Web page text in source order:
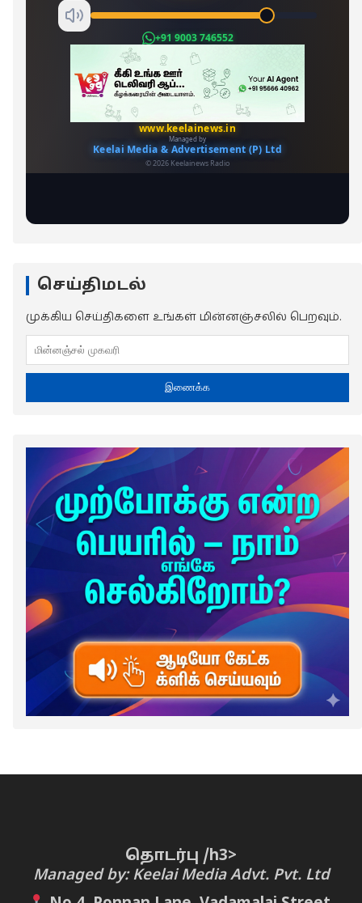
செய்திமடல்
முக்கிய செய்திகளை உங்கள் மின்னஞ்சலில் பெறவும்.
இணைக்க
தொடர்பு /h3>
Managed by: Keelai Media Advt. Pvt. Ltd